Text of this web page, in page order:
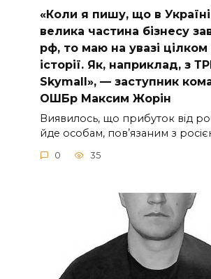
«Коли я пишу, що в Україні
велика частина бізнесу
рф, то маю на увазі цілком
історії. Як, наприклад, з
Skymall», — заступник
ОШБр Максим Жорін
Виявилось, що прибуток від
йде особам, повʼязаним з
0 35